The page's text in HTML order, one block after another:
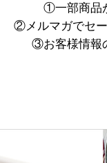
①一部商品
②メルマガでセー
③お客様情報